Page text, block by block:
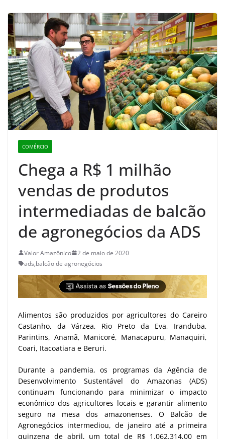
COMÉRCIO
Chega a R$ 1 milhão
vendas de produtos
intermediadas de balcão
de agronegócios da ADS
Valor Amazônico
2 de maio de 2020
ads,balcão de agronegócios
Alimentos são produzidos por agricultores do Careiro
Castanho, da Várzea, Rio Preto da Eva, Iranduba,
Parintins, Anamã, Manicoré, Manacapuru, Manaquiri,
Coari, Itacoatiara e Beruri.
Durante a pandemia, os programas da Agência de
Desenvolvimento Sustentável do Amazonas (ADS)
continuam funcionando para minimizar o impacto
econômico dos agricultores locais e garantir alimento
seguro na mesa dos amazonenses. O Balcão de
Agronegócios intermediou, de janeiro até a primeira
quinzena de abril, um total de R$ 1.062.314,00 em